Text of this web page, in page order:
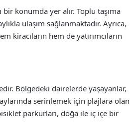
bir konumda yer alır. Toplu taşıma
ulaşım sağlanmaktadır. Ayrıca,
kiracıların hem de yatırımcıların
Bölgedeki dairelerde yaşayanlar,
serinlemek için plajlara olan
parkurları, doğa ile iç içe bir